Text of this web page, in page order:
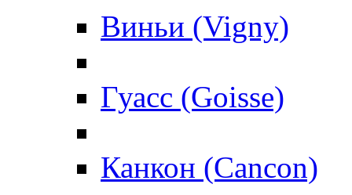
Виньи (Vigny)
Гуасс (Goisse)
Канкон (Cancon)